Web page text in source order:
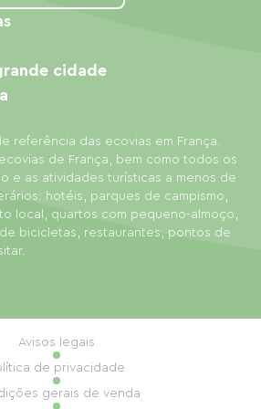
disponível + seguro
civil para o aluguel a 4% do
Casamentos,
Familiares, Festas de Ação
e orçamento • Aulas de
Computação Gráfica,
de Contação de Histórias…
do instrutor,
• Aceitamos fins de
e estadias curtas durante
todo o ano: 10% de
de 2 semanas e a partir
para 3 semanas -35% e 4
referência das ecovias em França.
de França, bem como todos os
e as atividades turísticas a menos de
hotéis, parques de campismo,
local, quartos com pequeno-almoço,
bicicletas, restaurantes, pontos de
cidade
Avisos legais
de privacidade
gerais de venda